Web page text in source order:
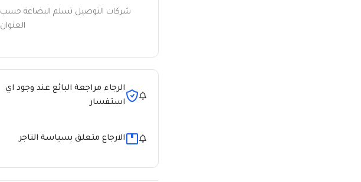
شركات التوصيل تسلم البضاعة حسب
العنوان
الرجاء مراجعة البائع عند وجود اي
استفسار
الارجاع متعلق بسياسة التاجر